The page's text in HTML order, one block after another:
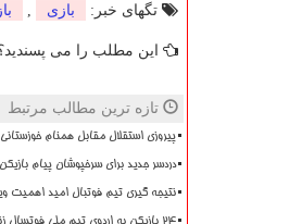
تگهای خبر: بازی
این مطلب را می
تازه ترین مطالب مرتبط
پیروزی استقلال مقابل همنام خوزستانی
دردسر جدید برای سرخپوشان پیام
نتیجه گیری تیم فوتبال امید اهمیت